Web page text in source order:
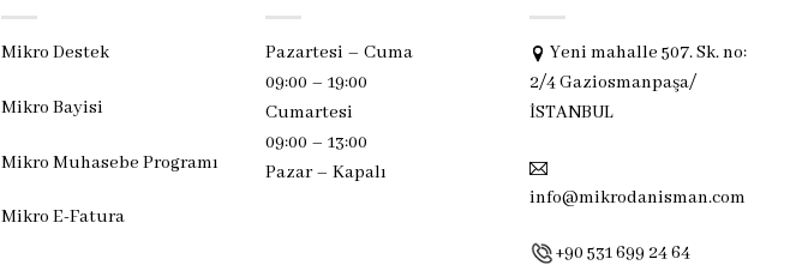
Mikro Destek
Mikro Bayisi
Mikro Muhasebe Programı
Mikro E-Fatura
Pazartesi – Cuma
09:00 – 19:00
Cumartesi
09:00 – 13:00
Pazar – Kapalı
Yeni mahalle 507. Sk. no:
2/4 Gaziosmanpaşa/
İSTANBUL
info@mikrodanisman.com
+90 531 699 24 64